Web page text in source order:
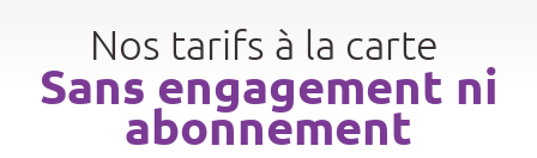
Nos tarifs à la carte
Sans engagement ni
abonnement